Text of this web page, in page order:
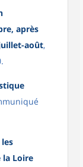
après
août,
la Loire